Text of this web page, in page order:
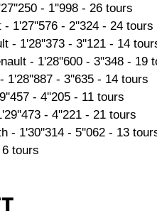
- 1''998 - 26 tours
1'27''576 - 2''324 - 24 tours
- 1'28''373 - 3''121 - 14
- 1'28''600 - 3''348 - 19
1'28''887 - 3''635 - 14 tours
- 4''205 - 11 tours
- 4''221 - 21 tours
- 1'30''314 - 5''062 - 13
tours